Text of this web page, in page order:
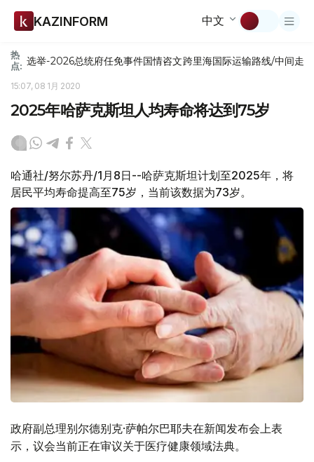
KAZINFORM 中文
热
点: 选举-2026总统府任免事件国情咨文跨里海国际运输路线/中间走廊
15:07, 08 1月 2020
2025年哈萨克斯坦人均寿命将达到75岁
哈通社/努尔苏丹/1月8日--哈萨克斯坦计划至2025年，将
居民平均寿命提高至75岁，当前该数据为73岁。
政府副总理别尔德别克·萨帕尔巴耶夫在新闻发布会上表
示，议会当前正在审议关于医疗健康领域法典。